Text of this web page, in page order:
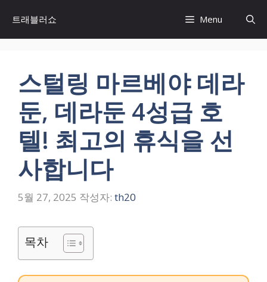
츠
트래블러쇼 Menu
스털링 마르베야 데라
둔, 데라둔 4성급 호
텔! 최고의 휴식을 선
사합니다
5월 27, 2025 작성자: th20
목차